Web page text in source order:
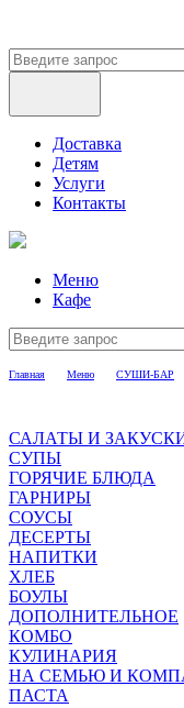
Доставка
Детям
Услуги
Контакты
Меню
Кафе
Главная Меню СУШИ-БАР
САЛАТЫ И
СУПЫ
ГОРЯЧИЕ БЛЮДА
ГАРНИРЫ
СОУСЫ
ДЕСЕРТЫ
НАПИТКИ
ХЛЕБ
БОУЛЫ
ДОПОЛНИТЕЛЬНОЕ
КОМБО
КУЛИНАРИЯ
НА СЕМЬЮ И
ПАСТА